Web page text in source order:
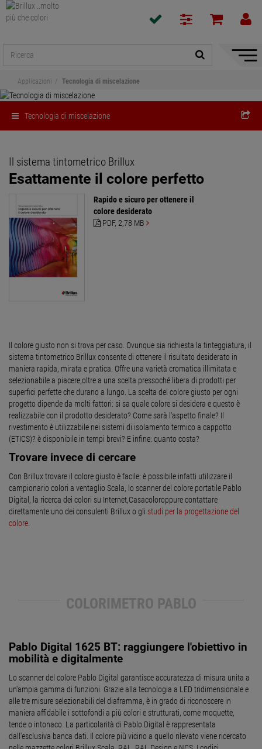
Mostra
Applicazioni Tecnologia di miscelazione
Tecnologia di miscelazione
Il sistema tintometrico Brillux
Esattamente il colore perfetto
Rapido e sicuro per ottenere il
colore desiderato
PDF, 2,78 MB
Il colore giusto non si trova per caso. Ovunque sia richiesta la tinteggiatura, il
sistema tintometrico Brillux consente di ottenere il risultato desiderato in
maniera rapida, mirata e pratica. Offre una varietà cromatica illimitata e
selezionabile a piacere,oltre a una scelta pressoché libera di prodotti per
superfici perfette che durano a lungo. La scelta del colore giusto per ogni
progetto dipende da molti fattori: si sa quale colore si desidera e questo è
realizzabile con il prodotto desiderato? Come sarà l'aspetto finale? Il
rivestimento è utilizzabile nei sistemi di isolamento termico a cappotto
(ETICS)? è disponibile in tempi brevi? E infine: quanto costa?
Trovare invece di cercare
Con Brillux trovare il colore giusto è facile: è possibile infatti utilizzare il
campionario colori a ventaglio Scala, lo scanner del colore portatile Pablo
Digital, la ricerca dei colori su Internet,Casacoloroppure contattare
direttamente uno dei consulenti Brillux o gli studi per la progettazione del
colore
COLORIMETRO PABLO
Pablo Digital 1625 BT: raggiungere l'obiettivo in
mobilità e digitalmente
Lo scanner del colore Pablo Digital garantisce accuratezza di misura unita a
un'ampia gamma di funzioni. Grazie alla tecnologia a LED tridimensionale e
alle tre misure selezionabili del diaframma, è in grado di riconoscere in
maniera affidabile i sottofondi a più colori e strutturati, come moquette,
tende o intonaco. La particolarità di Pablo Digital è rappresentata
dall'esclusiva banca dati. Il colore più vicino a quello rilevato viene ricercato